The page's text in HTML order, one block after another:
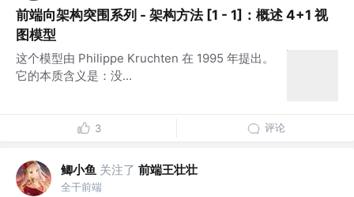
前端向架构突围系列 - 架构方法 [1 - 1]：概述 4+1 视
图模型
这个模型由 Philippe Kruchten 在 1995 年提出。
它的本质含义是：没...
3 评论
鲫小鱼 关注了 前端王壮壮
全干前端